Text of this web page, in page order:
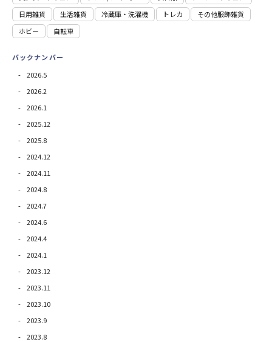
日用雑貨
⽣活雑貨 冷蔵庫・洗濯機 トレカ
その他服飾雑貨
ホビー
自転車
バックナンバー
2026.5
2026.2
2026.1
2025.12
2025.8
2024.12
2024.11
2024.8
2024.7
2024.6
2024.4
2024.1
2023.12
2023.11
2023.10
2023.9
2023.8